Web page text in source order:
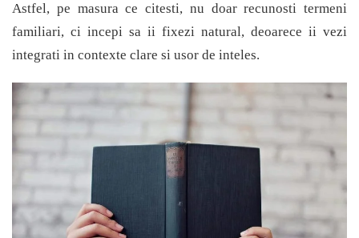
Astfel, pe masura ce citesti, nu doar recunosti termeni
familiari, ci incepi sa ii fixezi natural, deoarece ii vezi
integrati in contexte clare si usor de inteles.